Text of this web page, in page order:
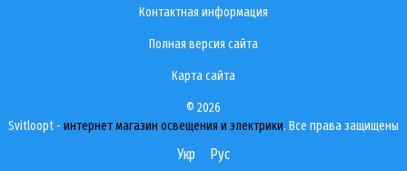
Контактная информация
Полная версия сайта
Карта сайта
© 2026
Svitloopt - интернет магазин освещения и электрики. Все права защищены
Укр Рус